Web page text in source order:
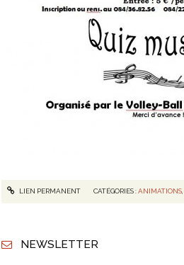
LIEN PERMANENT CATÉGORIES :ANIMATIONS,
NEWSLETTER